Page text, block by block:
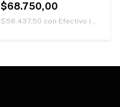
Bluetooth
$68.750,00
$58.437,50 con Efectivo (Únicamente retirando en nuestras sucursales)